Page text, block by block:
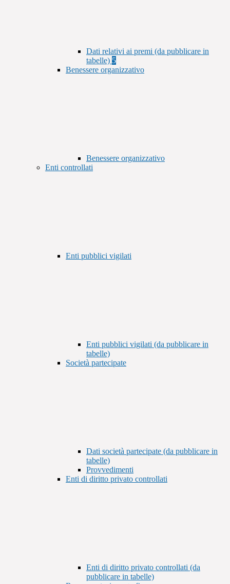
Dati relativi ai premi (da pubblicare in
tabelle) 5
Benessere organizzativo
Benessere organizzativo
Enti controllati
Enti pubblici vigilati
Enti pubblici vigilati (da pubblicare in
tabelle)
Società partecipate
Dati società partecipate (da pubblicare in
tabelle)
Provvedimenti
Enti di diritto privato controllati
Enti di diritto privato controllati (da
pubblicare in tabelle)